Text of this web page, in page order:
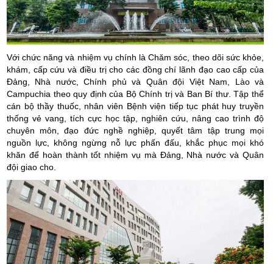
Với chức năng và nhiệm vụ chính là Chăm sóc, theo dõi sức khỏe,
khám, cấp cứu và điều trị cho các đồng chí lãnh đạo cao cấp của
Đảng, Nhà nước, Chính phủ và Quân đội Việt Nam, Lào và
Campuchia theo quy định của Bộ Chính trị và Ban Bí thư.Tập thể
cán bộ thầy thuốc, nhân viên Bệnh viện tiếp tục phát huy truyền
thống vẻ vang, tích cực học tập, nghiên cứu, nâng cao trình độ
chuyên môn, đạo đức nghề nghiệp, quyết tâm tập trung mọi
nguồn lực, không ngừng nỗ lực phấn đấu, khắc phục mọi khó
khăn để hoàn thành tốt nhiệm vụ mà Đảng, Nhà nước và Quân
đội giao cho.